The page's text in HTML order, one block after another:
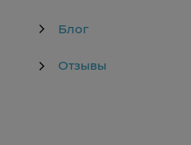
Блог
Отзывы